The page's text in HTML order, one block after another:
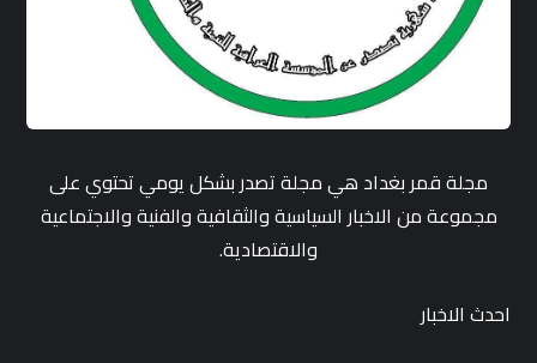
مجلة قمر بغداد هي مجلة تصدر بشكل يومي تحتوي على
مجموعة من الاخبار السياسية والثقافية والفنية والاجتماعية
والاقتصادية.
احدث الاخبار